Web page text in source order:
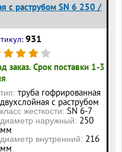
с раструбом SN 6 250 /
931
заказ. Срок поставки 1-3
тип: труба гофрированная
двухслойная с раструбом
класс жесткости: SN 6-7
диаметр наружный: 250
мм
диаметр внутренний: 216
мм